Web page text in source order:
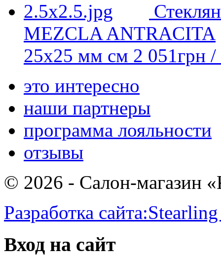
MEZCLA ANTRACITA
25х25 мм см 2 051грн /
это интересно
наши партнеры
программа лояльности
отзывы
© 2026 - Салон-магазин
Разработка сайта:
Вход на сайт